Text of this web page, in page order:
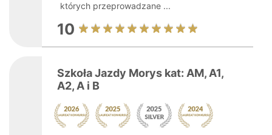
których przeprowadzane ...
10
Szkoła Jazdy Morys kat: AM, A1,
A2, A i B